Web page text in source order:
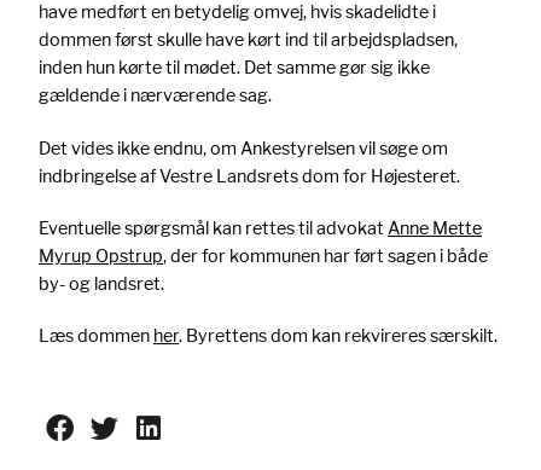
have medført en betydelig omvej, hvis skadelidte i
dommen først skulle have kørt ind til arbejdspladsen,
inden hun kørte til mødet. Det samme gør sig ikke
gældende i nærværende sag.
Det vides ikke endnu, om Ankestyrelsen vil søge om
indbringelse af Vestre Landsrets dom for Højesteret.
Eventuelle spørgsmål kan rettes til advokat Anne Mette
Myrup Opstrup, der for kommunen har ført sagen i både
by- og landsret.
Læs dommen her. Byrettens dom kan rekvireres særskilt.